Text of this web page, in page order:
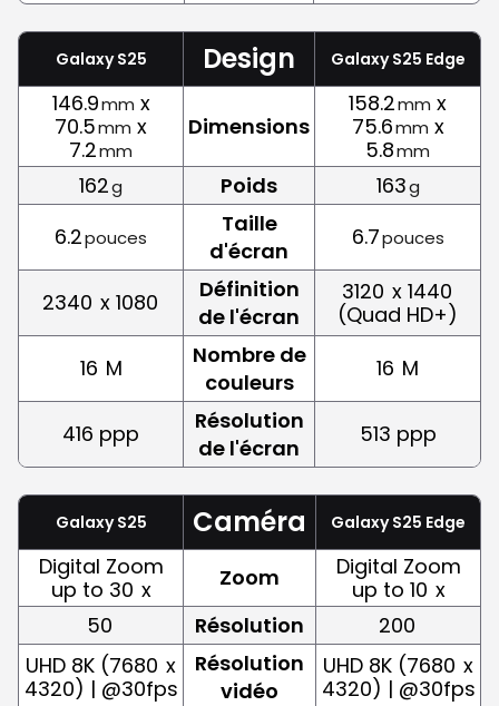
Galaxy S25 Design Galaxy S25 Edge
146.9mm x
70.5mm x
7.2mm
Dimensions
158.2mm x
75.6mm x
5.8mm
162g Poids 163g
6.2pouces
Taille
d'écran
6.7pouces
2340 x 1080
Définition
de l'écran
3120 x 1440
(Quad HD+)
16 M
Nombre de
couleurs
16 M
416 ppp
Résolution
de l'écran
513 ppp
Galaxy S25 Caméra Galaxy S25 Edge
Digital Zoom
up to 30 x Zoom
Digital Zoom
up to 10 x
50
Résolution
200
UHD 8K (7680 x
4320) | @30fps
Résolution
vidéo
UHD 8K (7680 x
4320) | @30fps